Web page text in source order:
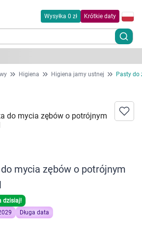
Wysyłka 0 zł Krótkie daty
Higiena Higiena jamy ustnej Pasty do
mycia zębów o potrójnym
dzisiaj!
Długa data